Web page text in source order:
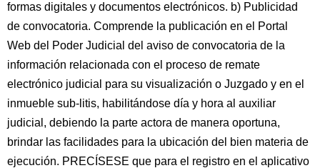
formas digitales y documentos electrónicos. b) Publicidad
de convocatoria. Comprende la publicación en el Portal
Web del Poder Judicial del aviso de convocatoria de la
información relacionada con el proceso de remate
electrónico judicial para su visualización o Juzgado y en el
inmueble sub-litis, habilitándose día y hora al auxiliar
judicial, debiendo la parte actora de manera oportuna,
brindar las facilidades para la ubicación del bien materia de
ejecución. PRECÍSESE que para el registro en el aplicativo